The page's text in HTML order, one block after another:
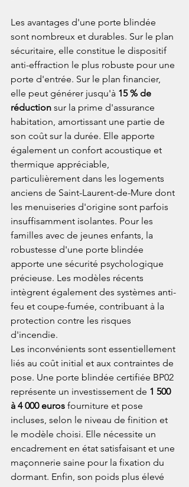
Les avantages d'une porte blindée
sont nombreux et durables. Sur le plan
sécuritaire, elle constitue le dispositif
anti-effraction le plus robuste pour une
porte d'entrée. Sur le plan financier,
elle peut générer jusqu'à 15 % de
réduction sur la prime d'assurance
habitation, amortissant une partie de
son coût sur la durée. Elle apporte
également un confort acoustique et
thermique appréciable,
particulièrement dans les logements
anciens de Saint-Laurent-de-Mure dont
les menuiseries d'origine sont parfois
insuffisamment isolantes. Pour les
familles avec de jeunes enfants, la
robustesse d'une porte blindée
apporte une sécurité psychologique
précieuse. Les modèles récents
intègrent également des systèmes anti-
feu et coupe-fumée, contribuant à la
protection contre les risques
d'incendie.
Les inconvénients sont essentiellement
liés au coût initial et aux contraintes de
pose. Une porte blindée certifiée BP02
représente un investissement de 1 500
à 4 000 euros fourniture et pose
incluses, selon le niveau de finition et
le modèle choisi. Elle nécessite un
encadrement en état satisfaisant et une
maçonnerie saine pour la fixation du
dormant. Enfin, son poids plus élevé